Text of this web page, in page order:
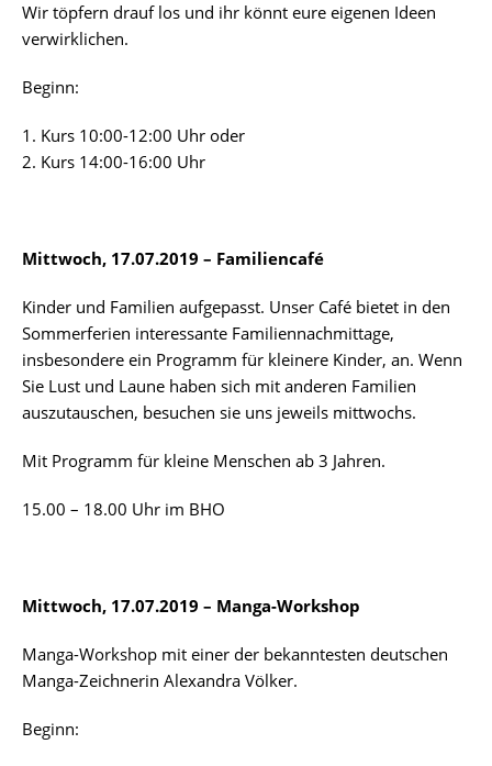
Wir töpfern drauf los und ihr könnt eure eigenen Ideen
verwirklichen.
Beginn:
1. Kurs 10:00-12:00 Uhr oder
2. Kurs 14:00-16:00 Uhr
Mittwoch, 17.07.2019 – Familiencafé
Kinder und Familien aufgepasst. Unser Café bietet in den
Sommerferien interessante Familiennachmittage,
insbesondere ein Programm für kleinere Kinder, an. Wenn
Sie Lust und Laune haben sich mit anderen Familien
auszutauschen, besuchen sie uns jeweils mittwochs.
Mit Programm für kleine Menschen ab 3 Jahren.
15.00 – 18.00 Uhr im BHO
Mittwoch, 17.07.2019 – Manga-Workshop
Manga-Workshop mit einer der bekanntesten deutschen
Manga-Zeichnerin Alexandra Völker.
Beginn: